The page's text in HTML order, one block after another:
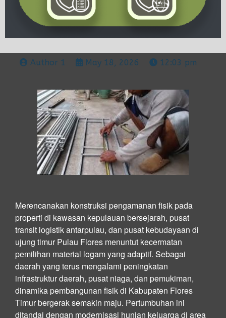
Author 1 May 18, 2026 12:03 pm
Merencanakan konstruksi pengamanan fisik pada
properti di kawasan kepulauan bersejarah, pusat
transit logistik antarpulau, dan pusat kebudayaan di
ujung timur Pulau Flores menuntut kecermatan
pemilihan material logam yang adaptif. Sebagai
daerah yang terus mengalami peningkatan
infrastruktur daerah, pusat niaga, dan pemukiman,
dinamika pembangunan fisik di Kabupaten Flores
Timur bergerak semakin maju. Pertumbuhan ini
ditandai dengan modernisasi hunian keluarga di area